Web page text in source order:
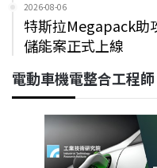
2026-08-06
特斯拉Megapack助
儲能案正式上線
電動車機電整合工程師